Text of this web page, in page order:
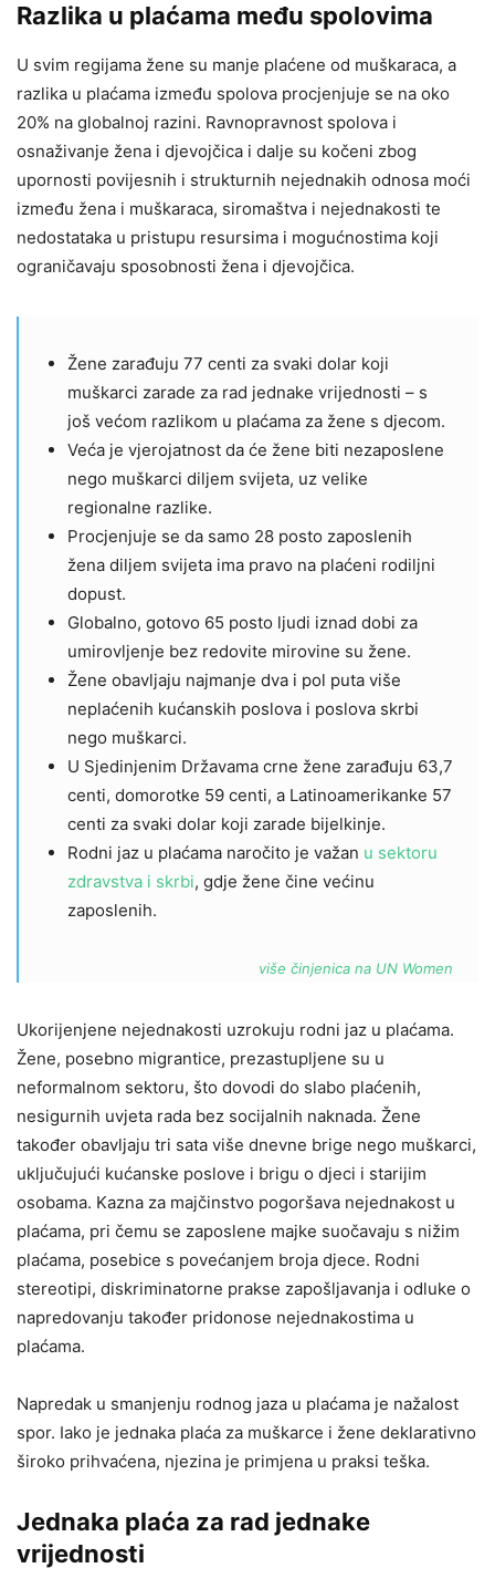
Razlika u plaćama među spolovima
U svim regijama žene su manje plaćene od muškaraca, a
razlika u plaćama između spolova procjenjuje se na oko
20% na globalnoj razini. Ravnopravnost spolova i
osnaživanje žena i djevojčica i dalje su kočeni zbog
upornosti povijesnih i strukturnih nejednakih odnosa moći
između žena i muškaraca, siromaštva i nejednakosti te
nedostataka u pristupu resursima i mogućnostima koji
ograničavaju sposobnosti žena i djevojčica.
Žene zarađuju 77 centi za svaki dolar koji
muškarci zarade za rad jednake vrijednosti – s
još većom razlikom u plaćama za žene s djecom.
Veća je vjerojatnost da će žene biti nezaposlene
nego muškarci diljem svijeta, uz velike
regionalne razlike.
Procjenjuje se da samo 28 posto zaposlenih
žena diljem svijeta ima pravo na plaćeni rodiljni
dopust.
Globalno, gotovo 65 posto ljudi iznad dobi za
umirovljenje bez redovite mirovine su žene.
Žene obavljaju najmanje dva i pol puta više
neplaćenih kućanskih poslova i poslova skrbi
nego muškarci.
U Sjedinjenim Državama crne žene zarađuju 63,7
centi, domorotke 59 centi, a Latinoamerikanke 57
centi za svaki dolar koji zarade bijelkinje.
Rodni jaz u plaćama naročito je važan u sektoru
zdravstva i skrbi, gdje žene čine većinu
zaposlenih.
više činjenica na UN Women
Ukorijenjene nejednakosti uzrokuju rodni jaz u plaćama.
Žene, posebno migrantice, prezastupljene su u
neformalnom sektoru, što dovodi do slabo plaćenih,
nesigurnih uvjeta rada bez socijalnih naknada. Žene
također obavljaju tri sata više dnevne brige nego muškarci,
uključujući kućanske poslove i brigu o djeci i starijim
osobama. Kazna za majčinstvo pogoršava nejednakost u
plaćama, pri čemu se zaposlene majke suočavaju s nižim
plaćama, posebice s povećanjem broja djece. Rodni
stereotipi, diskriminatorne prakse zapošljavanja i odluke o
napredovanju također pridonose nejednakostima u
plaćama.
Napredak u smanjenju rodnog jaza u plaćama je nažalost
spor. Iako je jednaka plaća za muškarce i žene deklarativno
široko prihvaćena, njezina je primjena u praksi teška.
Jednaka plaća za rad jednake
vrijednosti